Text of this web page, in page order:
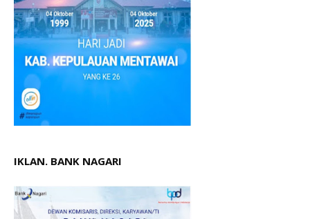
IKLAN. BANK NAGARI